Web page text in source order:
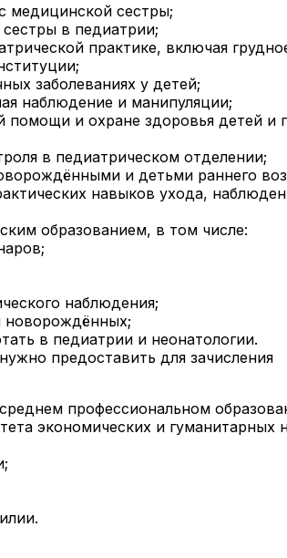
медицинской сестры;
в педиатрии;
практике, включая
заболеваниях у детей;
наблюдение и манипуляции;
и охране здоровья детей и
в педиатрическом отделении;
и детьми раннего
навыков ухода,
образованием, в том числе:
наблюдения;
новорождённых;
в педиатрии и неонатологии.
предоставить для зачисления
профессиональном
экономических и гуманитарных